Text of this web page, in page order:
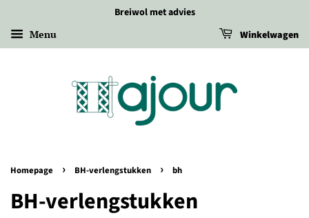
Breiwol met advies
Menu Winkelwagen
Homepage › BH-verlengstukken › bh
BH-verlengstukken